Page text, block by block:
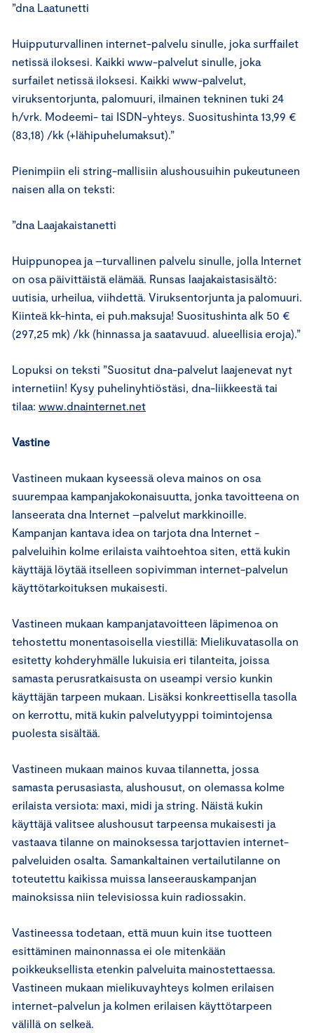
”dna Laatunetti
Huipputurvallinen internet-palvelu sinulle, joka surffailet
netissä iloksesi. Kaikki www-palvelut sinulle, joka
surfailet netissä iloksesi. Kaikki www-palvelut,
viruksentorjunta, palomuuri, ilmainen tekninen tuki 24
h/vrk. Modeemi- tai ISDN-yhteys. Suositushinta 13,99 €
(83,18) /kk (+lähipuhelumaksut).”
Pienimpiin eli string-mallisiin alushousuihin pukeutuneen
naisen alla on teksti:
”dna Laajakaistanetti
Huippunopea ja –turvallinen palvelu sinulle, jolla Internet
on osa päivittäistä elämää. Runsas laajakaistasisältö:
uutisia, urheilua, viihdettä. Viruksentorjunta ja palomuuri.
Kiinteä kk-hinta, ei puh.maksuja! Suositushinta alk 50 €
(297,25 mk) /kk (hinnassa ja saatavuud. alueellisia eroja).”
Lopuksi on teksti ”Suositut dna-palvelut laajenevat nyt
internetiin! Kysy puhelinyhtiöstäsi, dna-liikkeestä tai
tilaa: www.dnainternet.net
Vastine
Vastineen mukaan kyseessä oleva mainos on osa
suurempaa kampanjakokonaisuutta, jonka tavoitteena on
lanseerata dna Internet –palvelut markkinoille.
Kampanjan kantava idea on tarjota dna Internet -
palveluihin kolme erilaista vaihtoehtoa siten, että kukin
käyttäjä löytää itselleen sopivimman internet-palvelun
käyttötarkoituksen mukaisesti.
Vastineen mukaan kampanjatavoitteen läpimenoa on
tehostettu monentasoisella viestillä: Mielikuvatasolla on
esitetty kohderyhmälle lukuisia eri tilanteita, joissa
samasta perusratkaisusta on useampi versio kunkin
käyttäjän tarpeen mukaan. Lisäksi konkreettisella tasolla
on kerrottu, mitä kukin palvelutyyppi toimintojensa
puolesta sisältää.
Vastineen mukaan mainos kuvaa tilannetta, jossa
samasta perusasiasta, alushousut, on olemassa kolme
erilaista versiota: maxi, midi ja string. Näistä kukin
käyttäjä valitsee alushousut tarpeensa mukaisesti ja
vastaava tilanne on mainoksessa tarjottavien internet-
palveluiden osalta. Samankaltainen vertailutilanne on
toteutettu kaikissa muissa lanseerauskampanjan
mainoksissa niin televisiossa kuin radiossakin.
Vastineessa todetaan, että muun kuin itse tuotteen
esittäminen mainonnassa ei ole mitenkään
poikkeuksellista etenkin palveluita mainostettaessa.
Vastineen mukaan mielikuvayhteys kolmen erilaisen
internet-palvelun ja kolmen erilaisen käyttötarpeen
välillä on selkeä.